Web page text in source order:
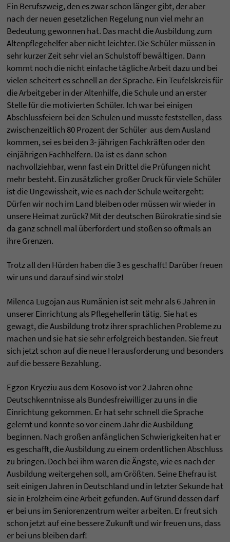
Ein Berufszweig, den es zwar schon länger gibt, der aber
nach der neuen gesetzlichen Regelung nun viel mehr an
Bedeutung gewonnen hat. Das macht die Ausbildung zum
Altenpflegehelfer aber nicht leichter. Die Schüler müssen in
sehr kurzer Zeit sehr viel an Schulstoff bewältigen. Dann
kommt noch die nicht einfache tägliche Arbeit dazu und bei
vielen scheitert es schnell an der Sprache. Ein Teufelskreis für
die Arbeitgeber in der Altenhilfe, die Schule und an erster
Stelle für die motivierten Schüler. Ich war bei einigen
Abschlussfeiern bei den Schulen und musste feststellen, dass
zwischenzeitlich 80 Prozent der Schüler aus dem Ausland
kommen, sei es bei den 3- jährigen Fachkräften oder den
einjährigen Fachhelfern. Da ist es dann schon
nachvollziehbar, wenn fast ein Drittel die Prüfungen nicht
mehr besteht. Ein zusätzlicher großer Druck für viele Schüler
ist die Ungewissheit, wie es nach der Schule weitergeht:
Dürfen wir noch im Land bleiben oder müssen wir wieder in
unsere Heimat zurück? Mit der deutschen Bürokratie sind sie
da ganz schnell mal überfordert und stoßen so oftmals an
ihre Grenzen.
Trotz all den Hürden haben die 3 es geschafft! Darüber freuen
wir uns und darauf sind wir stolz!
Milenca Lugojan aus Rumänien ist seit mehr als 6 Jahren in
unserer Einrichtung als Pflegehelferin tätig. Sie hat es
gewagt, die Ausbildung trotz ihrer sprachlichen Probleme zu
machen und sie hat sie sehr erfolgreich bestanden. Sie freut
sich jetzt schon auf die neue Herausforderung und besonders
auf die bessere Bezahlung.
Egzon Kryeziu aus dem Kosovo ist vor 2 Jahren ohne
Deutschkenntnisse als Bundesfreiwilliger zu uns in die
Einrichtung gekommen. Er hat sehr schnell die Sprache
gelernt und konnte so vor einem Jahr die Ausbildung
beginnen. Nach großen anfänglichen Schwierigkeiten hat er
es geschafft, die Ausbildung zu einem ordentlichen Abschluss
zu bringen. Doch bei ihm waren die Ängste, wie es nach der
Ausbildung weitergehen soll, am Größten. Seine Ehefrau ist
seit einigen Jahren in Deutschland und in letzter Sekunde hat
sie in Erolzheim eine Arbeit gefunden. Auf Grund dessen darf
er bei uns im Seniorenzentrum weiter arbeiten. Er freut sich
schon jetzt auf eine bessere Zukunft und wir freuen uns, dass
er bei uns bleiben darf!